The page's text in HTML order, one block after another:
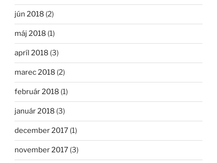
jún 2018 (2)
máj 2018 (1)
apríl 2018 (3)
marec 2018 (2)
február 2018 (1)
január 2018 (3)
december 2017 (1)
november 2017 (3)